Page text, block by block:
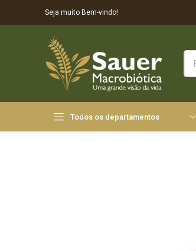
Seja muito Bem-vindo!
Todos os departamentos